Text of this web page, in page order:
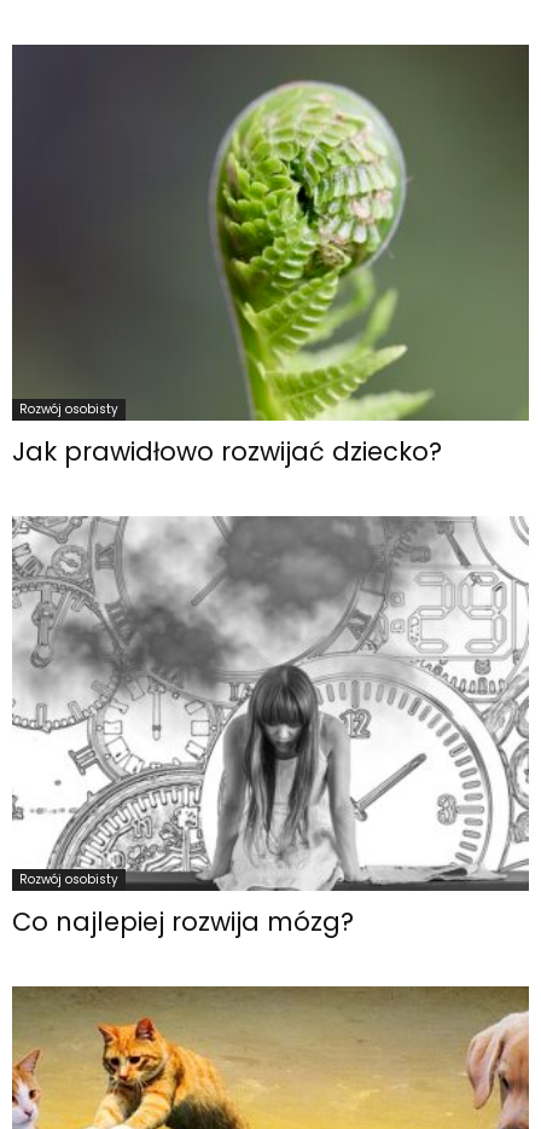
Rozwój osobisty
Jak prawidłowo rozwijać dziecko?
Rozwój osobisty
Co najlepiej rozwija mózg?